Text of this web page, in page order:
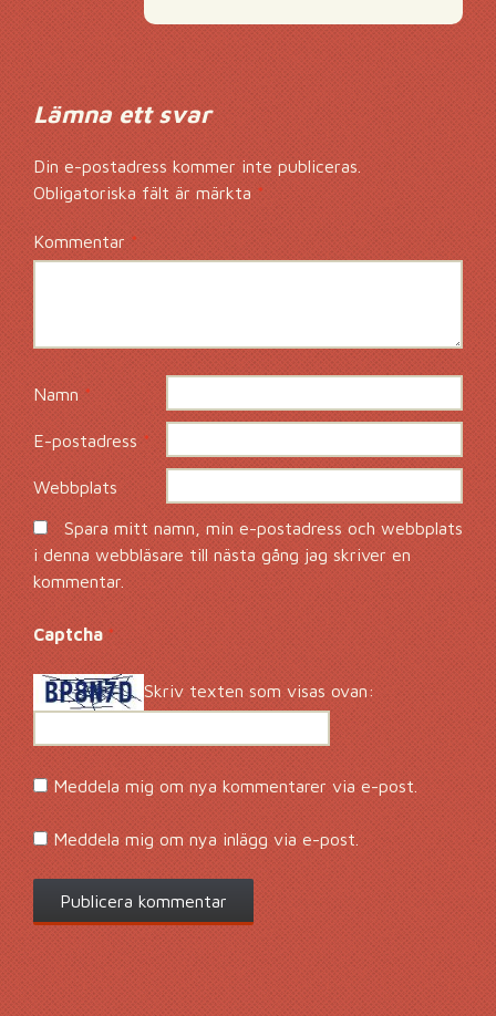
Lämna ett svar
Din e-postadress kommer inte publiceras.
Obligatoriska fält är märkta*
Kommentar*
Namn*
E-postadress*
Webbplats
Spara mitt namn, min e-postadress och webbplats
i denna webbläsare till nästa gång jag skriver en
kommentar.
Captcha *
Skriv texten som visas ovan:
Meddela mig om nya kommentarer via e-post.
Meddela mig om nya inlägg via e-post.